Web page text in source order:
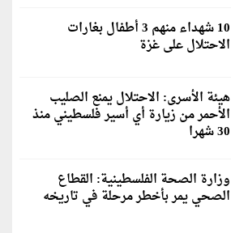
10 شهداء منهم 3 أطفال بغارات
الاحتلال على غزة
هيئة الأسرى: الاحتلال يمنع الصليب
الأحمر من زيارة أي أسير فلسطيني منذ
30 شهرا
وزارة الصحة الفلسطينية: القطاع
الصحي يمر بأخطر مرحلة في تاريخه